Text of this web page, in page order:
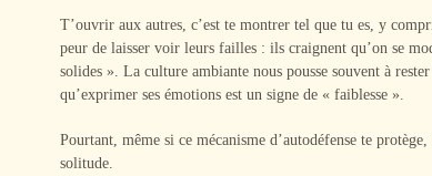
T’ouvrir aux autres, c’est te montrer tel que tu es, y
peur de laisser voir leurs failles : ils craignent qu’on se
solides ». La culture ambiante nous pousse souvent à
qu’exprimer ses émotions est un signe de « faiblesse ».
Pourtant, même si ce mécanisme d’autodéfense te
solitude.